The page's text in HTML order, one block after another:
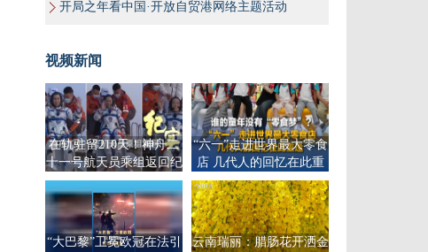
开局之年看中国·开放自贸港网络主题活动
视频新闻
在轨驻留210天！神舟二
十一号航天员乘组返回纪
实
“六一”走进世界最大零食
店 几代人的回忆在此重
逢
“大巴黎”卫冕欧冠在法引
云南瑞丽：腊肠花开洒金